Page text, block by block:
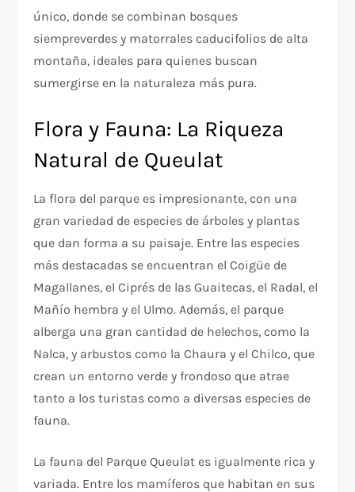
único, donde se combinan bosques
siempreverdes y matorrales caducifolios de alta
montaña, ideales para quienes buscan
sumergirse en la naturaleza más pura.
Flora y Fauna: La Riqueza
Natural de Queulat
La flora del parque es impresionante, con una
gran variedad de especies de árboles y plantas
que dan forma a su paisaje. Entre las especies
más destacadas se encuentran el Coigüe de
Magallanes, el Ciprés de las Guaitecas, el Radal, el
Mañío hembra y el Ulmo. Además, el parque
alberga una gran cantidad de helechos, como la
Nalca, y arbustos como la Chaura y el Chilco, que
crean un entorno verde y frondoso que atrae
tanto a los turistas como a diversas especies de
fauna.
La fauna del Parque Queulat es igualmente rica y
variada. Entre los mamíferos que habitan en sus